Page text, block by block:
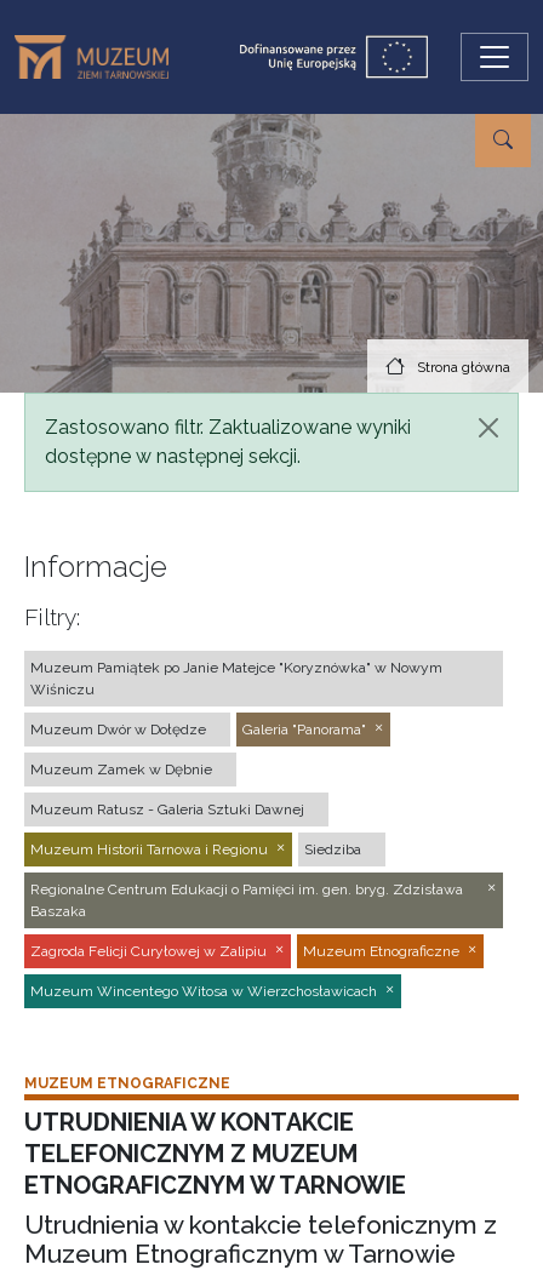
Strona główna
Komunikat
Zastosowano filtr. Zaktualizowane wyniki
dostępne w następnej sekcji.
Informacje
Filtry:
Muzeum Pamiątek po Janie Matejce "Koryznówka" w Nowym
Wiśniczu
Muzeum Dwór w Dołędze Galeria "Panorama"
Muzeum Zamek w Dębnie
Muzeum Ratusz - Galeria Sztuki Dawnej
Muzeum Historii Tarnowa i Regionu Siedziba
Regionalne Centrum Edukacji o Pamięci im. gen. bryg. Zdzisława
Baszaka
Zagroda Felicji Curyłowej w Zalipiu Muzeum Etnograficzne
Muzeum Wincentego Witosa w Wierzchosławicach
MUZEUM ETNOGRAFICZNE
UTRUDNIENIA W KONTAKCIE
TELEFONICZNYM Z MUZEUM
ETNOGRAFICZNYM W TARNOWIE
Utrudnienia w kontakcie telefonicznym z
Muzeum Etnograficznym w Tarnowie